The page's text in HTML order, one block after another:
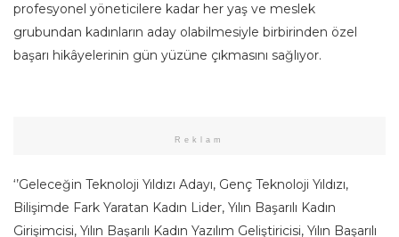
profesyonel yöneticilere kadar her yaş ve meslek
grubundan kadınların aday olabilmesiyle birbirinden özel
başarı hikâyelerinin gün yüzüne çıkmasını sağlıyor.
Reklam
‘’Geleceğin Teknoloji Yıldızı Adayı, Genç Teknoloji Yıldızı,
Bilişimde Fark Yaratan Kadın Lider, Yılın Başarılı Kadın
Girişimcisi, Yılın Başarılı Kadın Yazılım Geliştiricisi, Yılın Başarılı